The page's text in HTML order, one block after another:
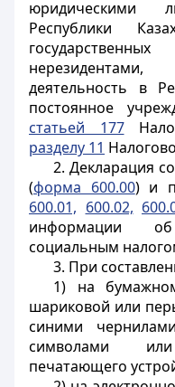
юридическими
Республики
деятельность в
постоянное
статьей 177
разделу 11
2. Декларация
(форма 600.00) и
600.01, 600.02,
информации
социальным
3. При
1) на
шариковой или
синими
символами
печатающего